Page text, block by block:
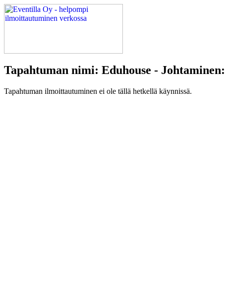
Tapahtuman nimi: Eduhouse -
Tapahtuman ilmoittautuminen ei ole tällä hetkellä käynnissä.